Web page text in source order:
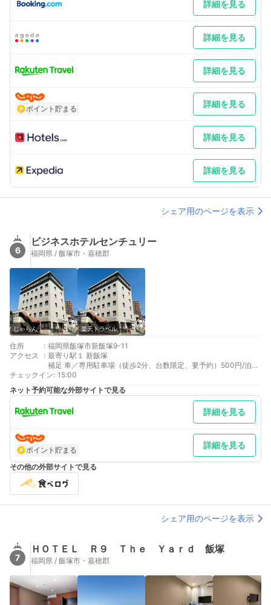
詳細を見る
詳細を見る
詳細を見る
ポイント貯まる 詳細を見る
詳細を見る
詳細を見る
シェア用のページを表示
6
ビジネスホテルセンチュリー
福岡県 / 飯塚市・嘉穂郡
じゃらん 楽天トラベル
住所 : 福岡県飯塚市新飯塚9-11
アクセス
: 最寄り駅１ 新飯塚
補足 車／専用駐車場（徒歩2分、台数限定、要予約）500円/泊提
携駐車場（徒歩4分）400円/泊コインパーキング（隣接）700円/
泊
チェックイン: 15:00
ネット予約可能な外部サイトで見る
詳細を見る
ポイント貯まる 詳細を見る
その他の外部サイトで見る
シェア用のページを表示
7
ＨＯＴＥＬ Ｒ９ Ｔｈｅ Ｙａｒｄ 飯塚
福岡県 / 飯塚市・嘉穂郡